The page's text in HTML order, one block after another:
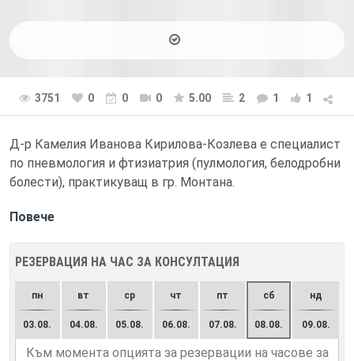
3751 0 0 0 5.00 2 1 1
Д-р Камелия Иванова Кирилова-Козлева е специалист
по пневмология и фтизиатрия (пулмология, белодробни
болести), практикуващ в гр. Монтана.
Повече
РЕЗЕРВАЦИЯ НА ЧАС ЗА КОНСУЛТАЦИЯ
пн
03.08.
вт
04.08.
ср
05.08.
чт
06.08.
пт
07.08.
сб
08.08.
нд
09.08.
Към момента опцията за резервации на часове за